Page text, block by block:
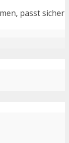
passt sicher